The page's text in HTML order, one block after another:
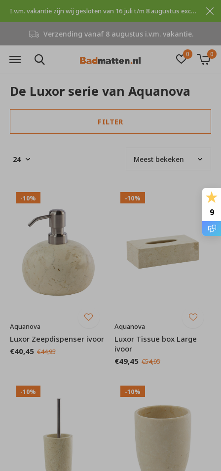
0 0
Verzending vanaf 8 augustus i.v.m. vakantie.
I.v.m. vakantie zijn wij gesloten van 16 juli t/m 8 augustus excuses voor dit ongemak.
De Luxor serie van Aquanova
FILTER
-10%
Aquanova
Luxor Zeepdispenser ivoor
€40,45 €44,95
-10%
Aquanova
Luxor Tissue box Large
ivoor
€49,45 €54,95
-10% -10%
9